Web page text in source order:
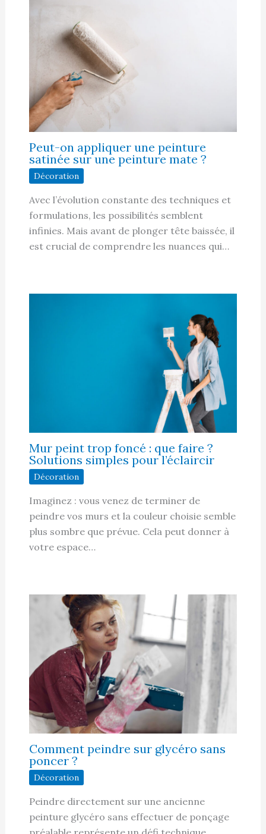
Peut-on appliquer une peinture
satinée sur une peinture mate ?
Décoration
Avec l’évolution constante des techniques et
formulations, les possibilités semblent
infinies. Mais avant de plonger tête baissée, il
est crucial de comprendre les nuances qui…
Mur peint trop foncé : que faire ?
Solutions simples pour l’éclaircir
Décoration
Imaginez : vous venez de terminer de
peindre vos murs et la couleur choisie semble
plus sombre que prévue. Cela peut donner à
votre espace…
Comment peindre sur glycéro sans
poncer ?
Décoration
Peindre directement sur une ancienne
peinture glycéro sans effectuer de ponçage